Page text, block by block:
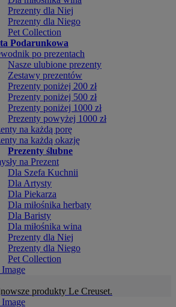
Prezenty dla Niej
Prezenty dla Niego
Pet Collection
Podarunkowa
po prezentach
Nasze ulubione prezenty
Zestawy prezentów
Prezenty poniżej 200 zł
Prezenty poniżej 500 zł
Prezenty poniżej 1000 zł
Prezenty powyżej 1000 zł
na każdą porę
na każdą okazję
Prezenty ślubne
na Prezent
Dla Szefa Kuchnii
Dla Artysty
Dla Piekarza
Dla miłośnika herbaty
Dla Baristy
Dla miłośnika wina
Prezenty dla Niej
Prezenty dla Niego
Pet Collection
produkty Le Creuset.